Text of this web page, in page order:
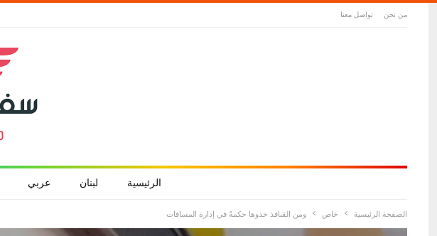
من نحن تواصل معنا
الرئيسية لبنان عربي
الصفحة الرئيسية خاص ومن القنافذ خذوها حكمةً في إدارة المسافات